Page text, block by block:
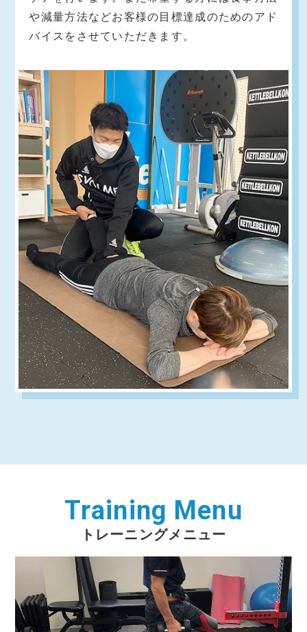
や減量方法などお客様の目標達成のためのアド
バイスをさせていただきます。
Training Menu
トレーニングメニュー